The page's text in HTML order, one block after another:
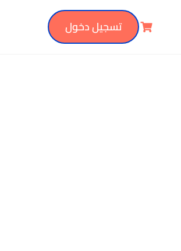
تسجيل دخول